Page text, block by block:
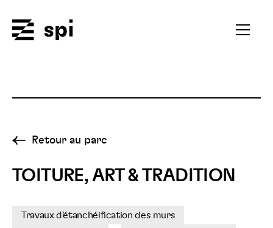
Ouvrir
Retour au parc
TOITURE, ART & TRADITION
Travaux d'étanchéification des murs